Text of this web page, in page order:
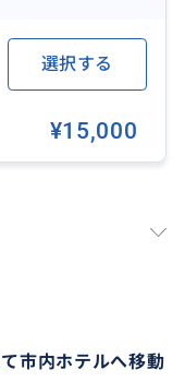
選択する
¥15,000
市内ホテルへ移動